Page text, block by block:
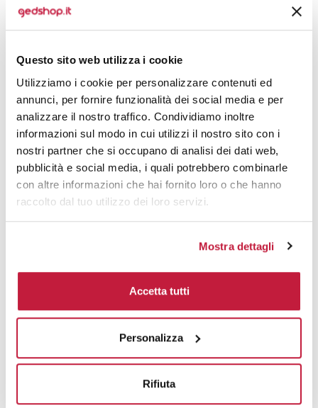
Questo sito web utilizza i cookie
Utilizziamo i cookie per personalizzare contenuti ed
annunci, per fornire funzionalità dei social media e per
analizzare il nostro traffico. Condividiamo inoltre
informazioni sul modo in cui utilizzi il nostro sito con i
nostri partner che si occupano di analisi dei dati web,
pubblicità e social media, i quali potrebbero combinarle
con altre informazioni che hai fornito loro o che hanno
raccolto dal tuo utilizzo dei loro servizi.
Mostra dettagli
Accetta tutti
Personalizza
Rifiuta
5000
7000 € 2,48 € 2,73
8000 € 2,47 € 2,72
10000 € 2,40 € 2,62
Tecniche di stampa
Domande e risposte
Prodotti alternativi